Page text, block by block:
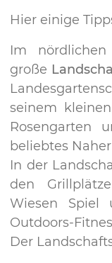
Hier einige
Im
große
seinem
Rosengarten
beliebtes
In der
den
Wiesen
Outdoors-
Der